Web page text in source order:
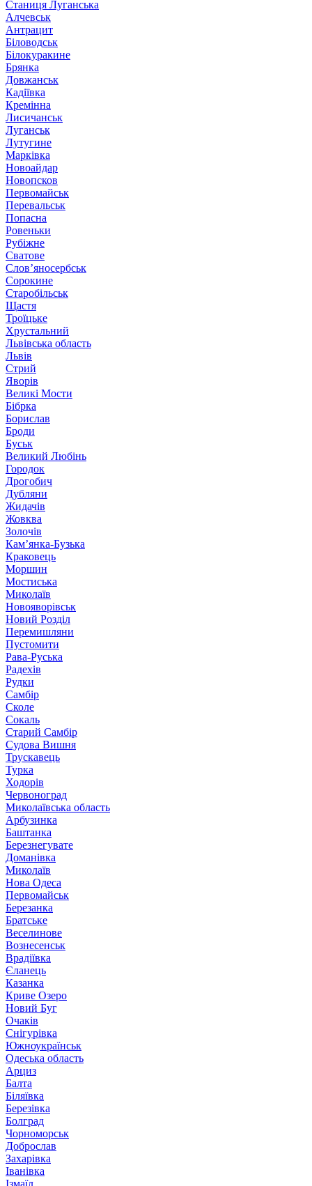
Станиця Луганська
Алчевськ
Антрацит
Біловодськ
Білокуракине
Брянка
Довжанськ
Кадіївка
Кремінна
Лисичанськ
Луганськ
Лутугине
Марківка
Новоайдар
Новопсков
Первомайськ
Перевальськ
Попасна
Ровеньки
Рубіжне
Сватове
Слов’яносербськ
Сорокине
Старобільськ
Щастя
Троїцьке
Хрустальний
Львівська область
Львів
Стрий
Яворів
Великі Мости
Бібрка
Борислав
Броди
Буськ
Великий Любінь
Городок
Дрогобич
Дубляни
Жидачів
Жовква
Золочів
Кам’янка-Бузька
Краковець
Моршин
Мостиська
Миколаїв
Новояворівськ
Новий Розділ
Перемишляни
Пустомити
Рава-Руська
Радехів
Рудки
Самбір
Сколе
Сокаль
Старий Самбір
Судова Вишня
Трускавець
Турка
Ходорів
Червоноград
Миколаївська область
Арбузинка
Баштанка
Березнегувате
Доманівка
Миколаїв
Нова Одеса
Первомайськ
Березанка
Братське
Веселинове
Вознесенськ
Врадіївка
Єланець
Казанка
Криве Озеро
Новий Буг
Очаків
Снігурівка
Южноукраїнськ
Одеська область
Арциз
Балта
Біляївка
Березівка
Болград
Чорноморськ
Доброслав
Захарівка
Іванівка
Ізмаїл